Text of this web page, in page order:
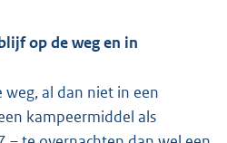
op de weg en in
al dan niet in een
kampeermiddel als